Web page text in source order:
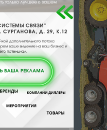
Еще
или
или